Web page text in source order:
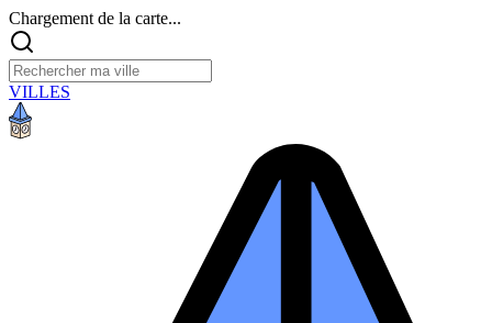
Chargement de la carte...
VILLES